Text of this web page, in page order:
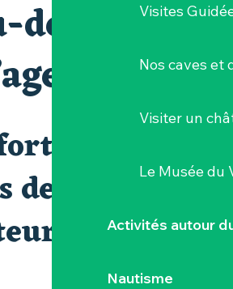
Visites
Nos caves et
Visiter un
Le Musée du
Activités autour
Nautisme
de la forteresse »
des oiseaux » de Claire Launay
du Vignoble Nantais
delà de
et
de